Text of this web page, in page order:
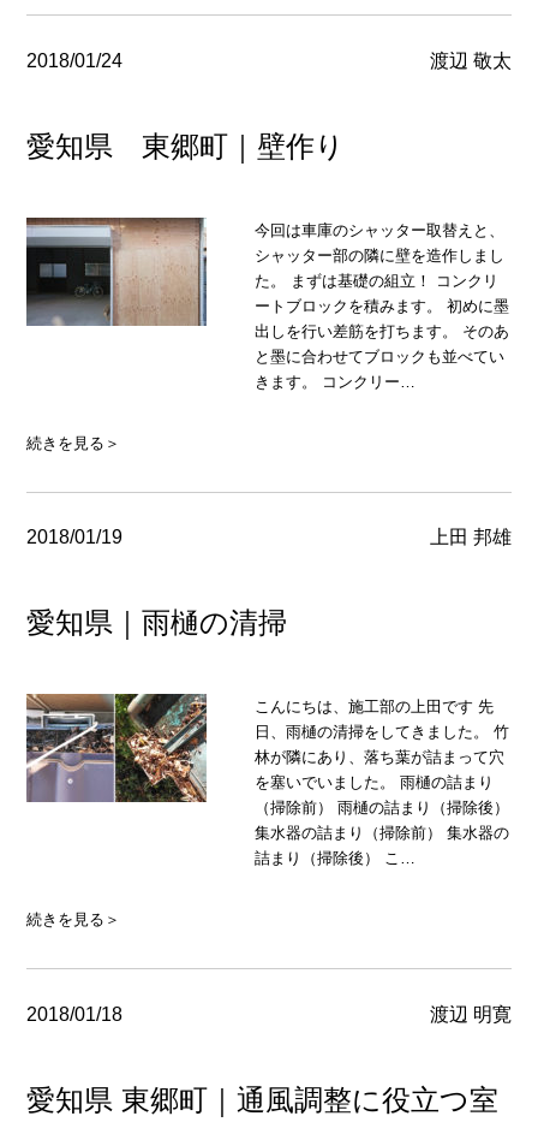
2018/01/24 渡辺 敬太
愛知県 東郷町｜壁作り
今回は車庫のシャッター取替えと、
シャッター部の隣に壁を造作しまし
た。 まずは基礎の組立！ コンクリ
ートブロックを積みます。 初めに墨
出しを行い差筋を打ちます。 そのあ
と墨に合わせてブロックも並べてい
きます。 コンクリー…
続きを見る＞
2018/01/19 上田 邦雄
愛知県｜雨樋の清掃
こんにちは、施工部の上田です 先
日、雨樋の清掃をしてきました。 竹
林が隣にあり、落ち葉が詰まって穴
を塞いでいました。 雨樋の詰まり
（掃除前） 雨樋の詰まり（掃除後）
集水器の詰まり（掃除前） 集水器の
詰まり（掃除後） こ…
続きを見る＞
2018/01/18 渡辺 明寛
愛知県 東郷町｜通風調整に役立つ室